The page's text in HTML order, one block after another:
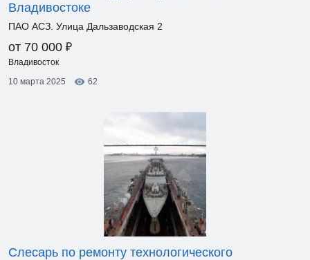
Владивостоке
ПАО АСЗ. Улица Дальзаводская 2
от 70 000 ₽
Владивосток
10 марта 2025
62
Слесарь по ремонту технологического